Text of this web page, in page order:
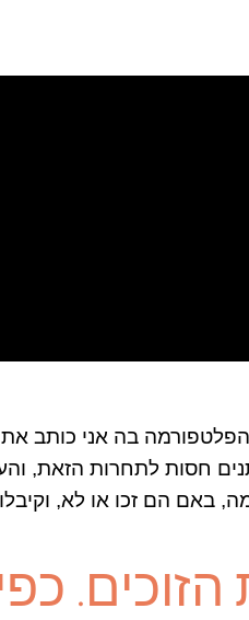
הפלטפורמה בה אני כותב את
חסות לתחרות הזאת,
באם הם זכו או לא,